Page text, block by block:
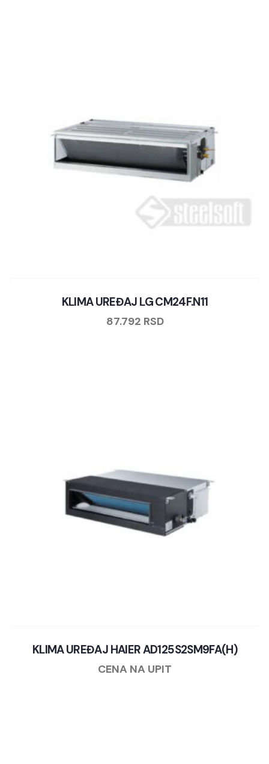
KLIMA UREĐAJ LG CM24F.N11
87.792 RSD
KLIMA UREĐAJ HAIER AD125S2SM9FA(H)
CENA NA UPIT